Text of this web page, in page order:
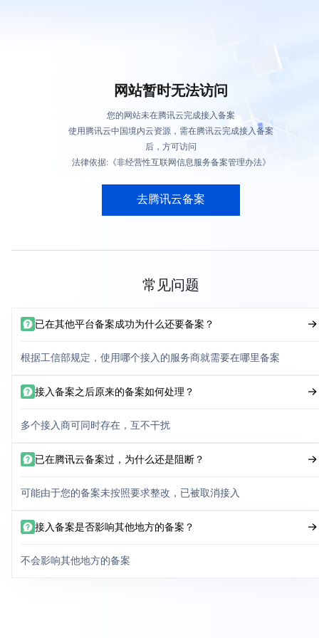
网站暂时无法访问
您的网站未在腾讯云完成接入备案
使用腾讯云中国境内云资源，需在腾讯云完成接入备案
后，方可访问
法律依据:《非经营性互联网信息服务备案管理办法》
去腾讯云备案
常见问题
已在其他平台备案成功为什么还要备案？
根据工信部规定，使用哪个接入的服务商就需要在哪里备案
接入备案之后原来的备案如何处理？
多个接入商可同时存在，互不干扰
已在腾讯云备案过，为什么还是阻断？
可能由于您的备案未按照要求整改，已被取消接入
接入备案是否影响其他地方的备案？
不会影响其他地方的备案